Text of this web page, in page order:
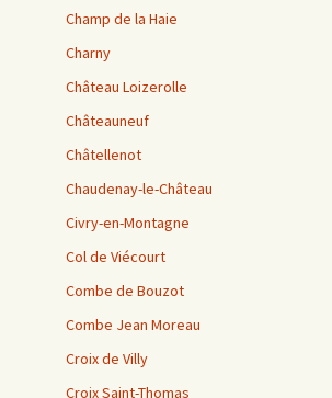
Champ de la Haie
Charny
Château Loizerolle
Châteauneuf
Châtellenot
Chaudenay-le-Château
Civry-en-Montagne
Col de Viécourt
Combe de Bouzot
Combe Jean Moreau
Croix de Villy
Croix Saint-Thomas